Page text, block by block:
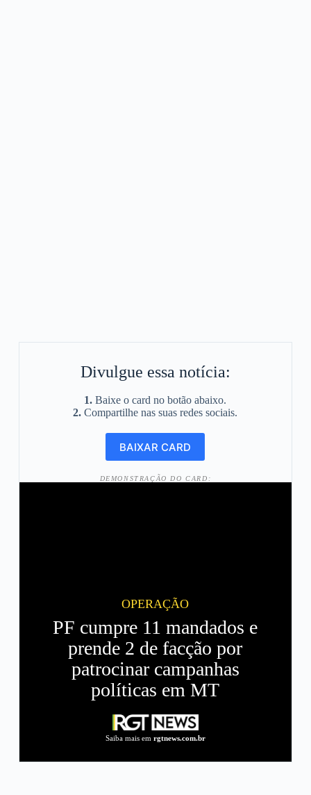
Divulgue essa notícia:
1. Baixe o card no botão abaixo.
2. Compartilhe nas suas redes sociais.
DEMONSTRAÇÃO DO CARD:
OPERAÇÃO
PF cumpre 11 mandados e
prende 2 de facção por
patrocinar campanhas
políticas em MT
Saiba mais em rgtnews.com.br